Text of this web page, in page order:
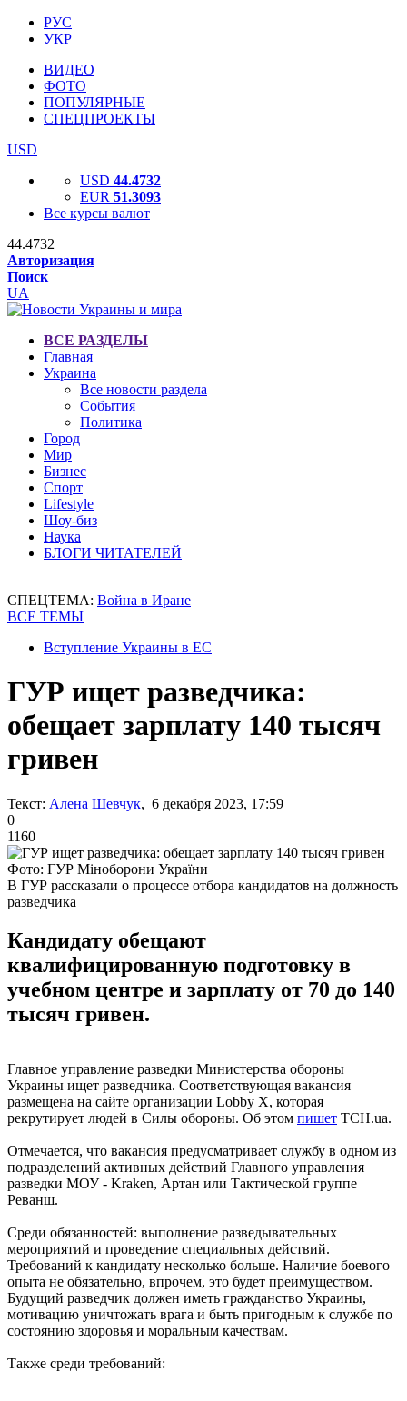
РУС
УКР
ВИДЕО
ФОТО
ПОПУЛЯРНЫЕ
СПЕЦПРОЕКТЫ
USD
USD 44.4732
EUR 51.3093
Все курсы валют
44.4732
Авторизация
Поиск
UA
ВСЕ РАЗДЕЛЫ
Главная
Украина
Все новости раздела
События
Политика
Город
Мир
Бизнес
Спорт
Lifestyle
Шоу-биз
Наука
БЛОГИ ЧИТАТЕЛЕЙ
СПЕЦТЕМА: Война в Иране
ВСЕ ТЕМЫ
Вступление Украины в ЕС
ГУР ищет разведчика:
обещает зарплату 140 тысяч
гривен
Текст: Алена Шевчук, 6 декабря 2023, 17:59
0
1160
Фото: ГУР Міноборони України
В ГУР рассказали о процессе отбора кандидатов на должность
разведчика
Кандидату обещают
квалифицированную подготовку в
учебном центре и зарплату от 70 до 140
тысяч гривен.
Главное управление разведки Министерства обороны
Украины ищет разведчика. Соответствующая вакансия
размещена на сайте организации Lobby X, которая
рекрутирует людей в Силы обороны. Об этом пишет ТСН.ua.
Отмечается, что вакансия предусматривает службу в одном из
подразделений активных действий Главного управления
разведки МОУ - Kraken, Артан или Тактической группе
Реванш.
Среди обязанностей: выполнение разведывательных
мероприятий и проведение специальных действий.
Требований к кандидату несколько больше. Наличие боевого
опыта не обязательно, впрочем, это будет преимуществом.
Будущий разведчик должен иметь гражданство Украины,
мотивацию уничтожать врага и быть пригодным к службе по
состоянию здоровья и моральным качествам.
Также среди требований: